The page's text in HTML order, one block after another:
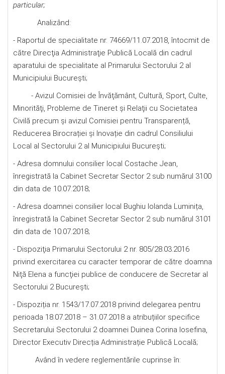
particular;
Analizând:
- Raportul de specialitate nr. 74669/11.07.2018, întocmit de
către Direcţia Administraţie Publică Locală din cadrul
aparatului de specialitate al Primarului Sectorului 2 al
Municipiului Bucureşti;
- Avizul Comisiei de Învăţământ, Cultură, Sport, Culte,
Minorităţi, Probleme de Tineret şi Relaţii cu Societatea
Civilă precum şi avizul Comisiei pentru Transparență,
Reducerea Birocrației și Inovație din cadrul Consiliului
Local al Sectorului 2 al Municipiului Bucureşti;
- Adresa domnului consilier local Costache Jean,
înregistrată la Cabinet Secretar Sector 2 sub numărul 3100
din data de 10.07.2018;
- Adresa doamnei consilier local Bughiu Iolanda Luminița,
înregistrată la Cabinet Secretar Sector 2 sub numărul 3101
din data de 10.07.2018;
- Dispoziţia Primarului Sectorului 2 nr. 805/28.03.2016
privind exercitarea cu caracter temporar de către doamna
Niţă Elena a funcţiei publice de conducere de Secretar al
Sectorului 2 Bucureşti;
- Dispoziția nr. 1543/17.07.2018 privind delegarea pentru
perioada 18.07.2018 – 31.07.2018 a atribuțiilor specifice
Secretarului Sectorului 2 doamnei Duinea Corina Iosefina,
Director Executiv Direcția Administrație Publică Locală;
Având în vedere reglementările cuprinse în: